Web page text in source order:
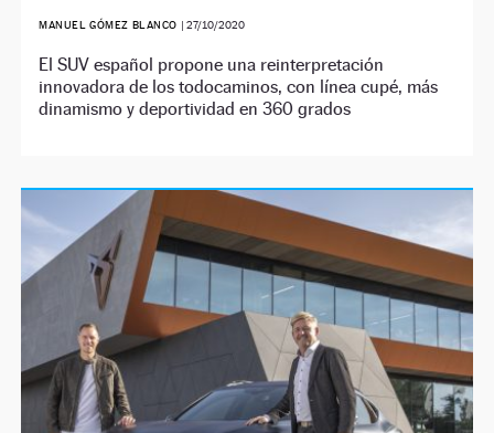
MANUEL GÓMEZ BLANCO | 27/10/2020
El SUV español propone una reinterpretación
innovadora de los todocaminos, con línea cupé, más
dinamismo y deportividad en 360 grados